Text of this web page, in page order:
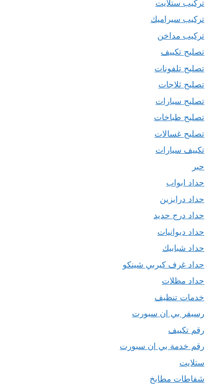
تركيب ستلايت
تركيب سيراميك
تركيب مداخن
تصليح تكييف
تصليح تلفونات
تصليح ثلاجات
تصليح سيارات
تصليح طباخات
تصليح غسالات
تكييف سيارات
حبر
حداد ابواب
حداد درابزين
حداد درج حديد
حداد ديوانيات
حداد شبابيك
حداد غرف كيربي شينكو
حداد مظلات
خدمات تنظيف
رسيفر بي ان سبورت
رقم تكييف
رقم خدمة بي ان سبورت
ستلايت
شفاطات مطابخ